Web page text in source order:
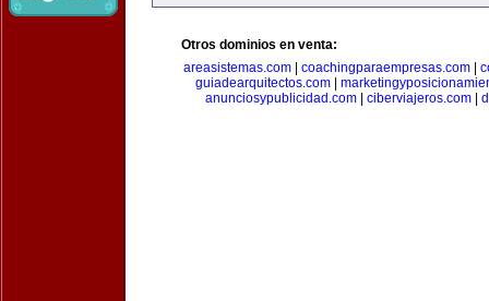
Otros dominios en venta:
areasistemas.com| coachingparaempresas.com|
guiadearquitectos.com
anunciosypublicidad.com| ciberviajeros.com|